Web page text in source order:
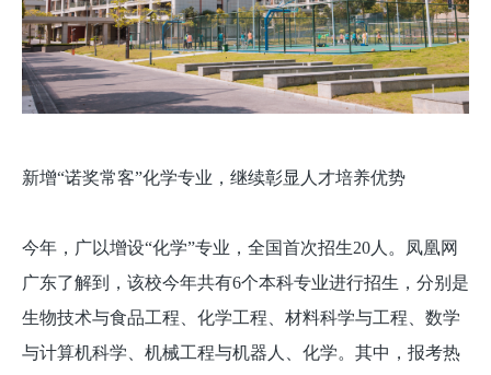
新增“诺奖常客”化学专业，继续彰显人才培养优势
今年，广以增设“化学”专业，全国首次招生20人。凤凰网
广东了解到，该校今年共有6个本科专业进行招生，分别是
生物技术与食品工程、化学工程、材料科学与工程、数学
与计算机科学、机械工程与机器人、化学。其中，报考热